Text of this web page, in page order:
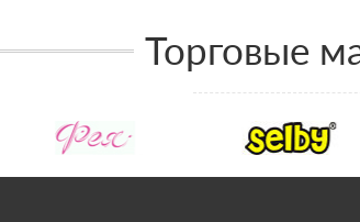
Торговые